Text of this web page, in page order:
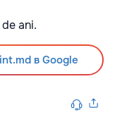
ani.
в Google